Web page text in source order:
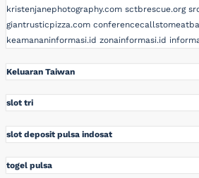
kristenjanephotography.com sctbrescue.org
giantrusticpizza.com
keamananinformasi.id zonainformasi.id
Keluaran Taiwan
slot tri
slot deposit pulsa indosat
togel pulsa